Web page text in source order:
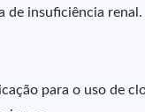
de insuficiência renal.
para o uso de